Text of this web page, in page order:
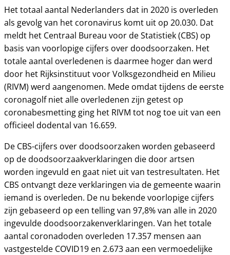
Het totaal aantal Nederlanders dat in 2020 is overleden
als gevolg van het coronavirus komt uit op 20.030. Dat
meldt het Centraal Bureau voor de Statistiek (CBS) op
basis van voorlopige cijfers over doodsoorzaken. Het
totale aantal overledenen is daarmee hoger dan werd
door het Rijksinstituut voor Volksgezondheid en Milieu
(RIVM) werd aangenomen. Mede omdat tijdens de eerste
coronagolf niet alle overledenen zijn getest op
coronabesmetting ging het RIVM tot nog toe uit van een
officieel dodental van 16.659.
De CBS-cijfers over doodsoorzaken worden gebaseerd
op de doodsoorzaakverklaringen die door artsen
worden ingevuld en gaat niet uit van testresultaten. Het
CBS ontvangt deze verklaringen via de gemeente waarin
iemand is overleden. De nu bekende voorlopige cijfers
zijn gebaseerd op een telling van 97,8% van alle in 2020
ingevulde doodsoorzakenverklaringen. Van het totale
aantal coronadoden overleden 17.357 mensen aan
vastgestelde COVID19 en 2.673 aan een vermoedelijke